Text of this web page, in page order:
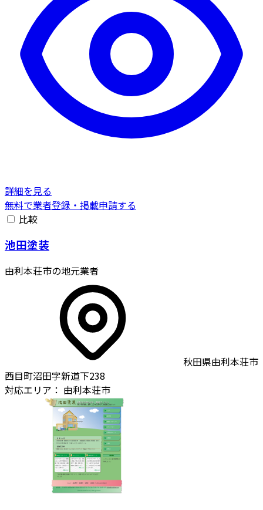
詳細を見る
無料で業者登録・掲載申請する
比較
池田塗装
由利本荘市の地元業者
秋田県由利本荘市
西目町沼田字新道下238
対応エリア： 由利本荘市